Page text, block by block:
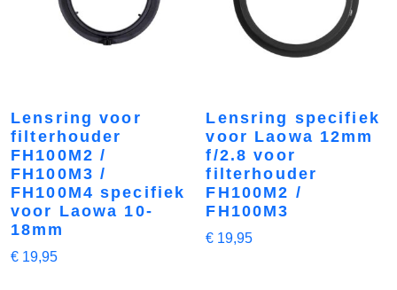
Lensring voor
filterhouder
FH100M2 /
FH100M3 /
FH100M4 specifiek
voor Laowa 10-
18mm
€ 19,95
Lensring specifiek
voor Laowa 12mm
f/2.8 voor
filterhouder
FH100M2 /
FH100M3
€ 19,95